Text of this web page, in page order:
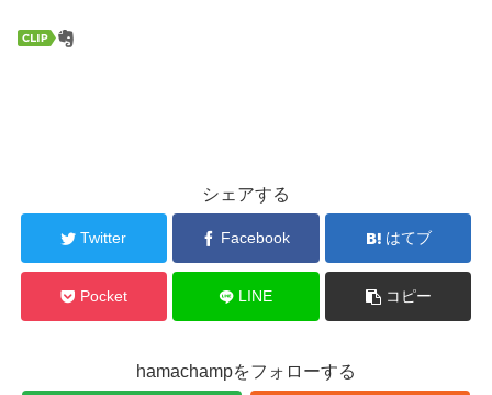
シェアする
Twitter Facebook はてブ
Pocket LINE コピー
hamachampをフォローする